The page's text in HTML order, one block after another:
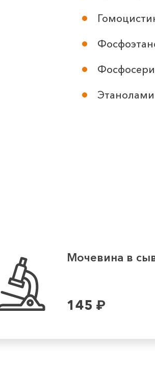
Мочевина в
145 ₽